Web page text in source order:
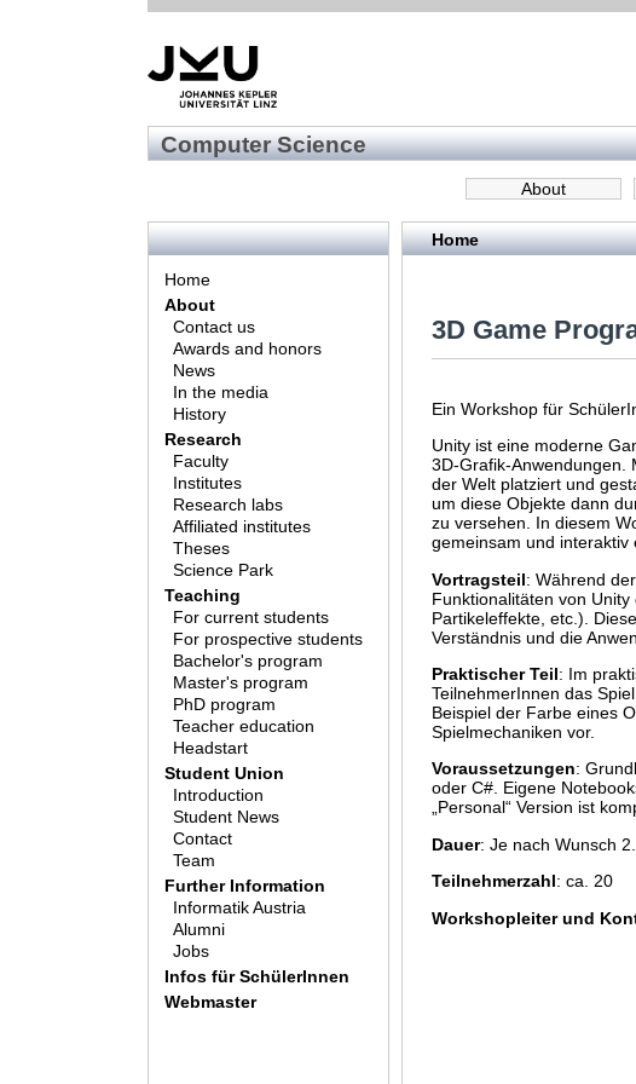
Computer Science
About
Home
About
Contact us
Awards and honors
News
In the media
History
Research
Faculty
Institutes
Research labs
Affiliated institutes
Theses
Science Park
Teaching
For current students
For prospective students
Bachelor's program
Master's program
PhD program
Teacher education
Headstart
Student Union
Introduction
Student News
Contact
Team
Further Information
Informatik Austria
Alumni
Jobs
Infos für SchülerInnen
Webmaster
Home
3D Game
Ein Workshop für
Unity ist eine moderne
3D-Grafik-Anwendungen.
der Welt platziert und
um diese Objekte dann
zu versehen. In diesem
gemeinsam und interaktiv
Vortragsteil: Während
Funktionalitäten von Unity
Partikeleffekte, etc.).
Verständnis und die
Praktischer Teil: Im
TeilnehmerInnen das
Beispiel der Farbe eines
Spielmechaniken vor.
Voraussetzungen:
oder C#. Eigene
„Personal“ Version ist
Dauer: Je nach Wunsch
Teilnehmerzahl: ca. 20
Workshopleiter und